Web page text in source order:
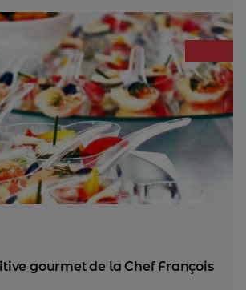
gourmet de la Chef François